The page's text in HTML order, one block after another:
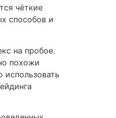
чёткие
способов и
на пробое.
похожи